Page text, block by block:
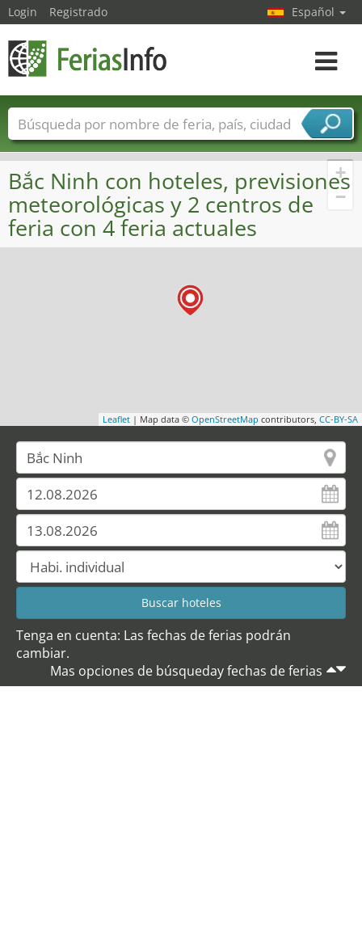
+
−
Leaflet | Map data © OpenStreetMap contributors, CC-BY-SA
Bắc Ninh con hoteles, previsiones
meteorológicas y 2 centros de
feria con 4 feria actuales
Tenga en cuenta: Las fechas de ferias podrán
cambiar.
Mas opciones de búsqueday fechas de ferias
Login Registrado Español
toggle
Nombres de ferias Países
Ciudades
Sectores de ferias
Sectores de proveedor de servicios